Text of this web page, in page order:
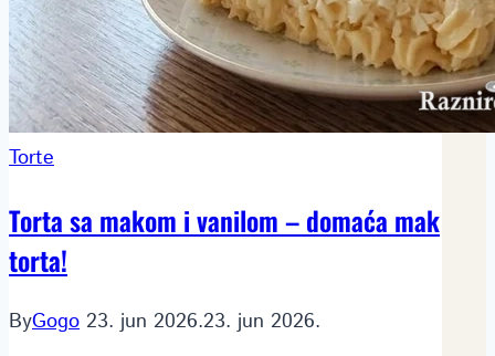
Torte
Torta sa makom i vanilom – domaća mak
torta!
ByGogo 23. jun 2026.23. jun 2026.